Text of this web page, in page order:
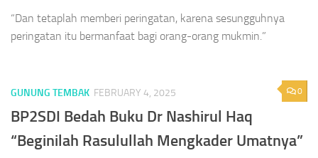
“Dan tetaplah memberi peringatan, karena sesungguhnya
peringatan itu bermanfaat bagi orang-orang mukmin.”
0
GUNUNG TEMBAK FEBRUARY 4, 2025
BP2SDI Bedah Buku Dr Nashirul Haq
“Beginilah Rasulullah Mengkader Umatnya”